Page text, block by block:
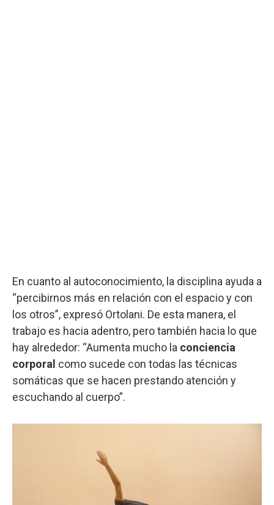
En cuanto al autoconocimiento, la disciplina ayuda a
“percibirnos más en relación con el espacio y con
los otros”, expresó Ortolani. De esta manera, el
trabajo es hacia adentro, pero también hacia lo que
hay alrededor: “Aumenta mucho la conciencia
corporal como sucede con todas las técnicas
somáticas que se hacen prestando atención y
escuchando al cuerpo”.